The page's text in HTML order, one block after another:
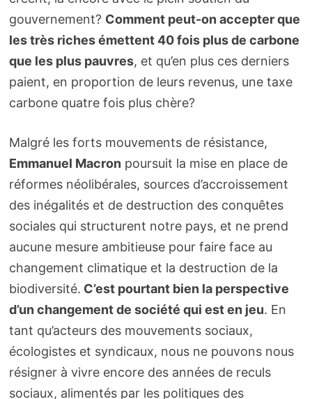
gouvernement? Comment peut-on accepter que
les très riches émettent 40 fois plus de carbone
que les plus pauvres, et qu’en plus ces derniers
paient, en proportion de leurs revenus, une taxe
carbone quatre fois plus chère?
Malgré les forts mouvements de résistance,
Emmanuel Macron poursuit la mise en place de
réformes néolibérales, sources d’accroissement
des inégalités et de destruction des conquêtes
sociales qui structurent notre pays, et ne prend
aucune mesure ambitieuse pour faire face au
changement climatique et la destruction de la
biodiversité. C’est pourtant bien la perspective
d’un changement de société qui est en jeu. En
tant qu’acteurs des mouvements sociaux,
écologistes et syndicaux, nous ne pouvons nous
résigner à vivre encore des années de reculs
sociaux, alimentés par les politiques des